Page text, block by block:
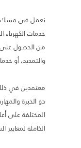
نعمل في مسك
خدمات الكهرباء
من الحصول
والتمديد، أو
معتمدين في
ذو الخبرة
المختلفة على
الكاملة لمعايير